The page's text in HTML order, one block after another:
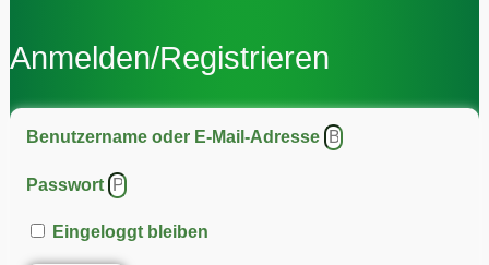
Anmelden/Registrieren
Benutzername oder E-Mail-Adresse
Passwort
Eingeloggt bleiben